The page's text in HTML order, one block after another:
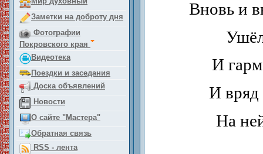
Заметки на доброту дня
Фотографии
Покровского края
Видеотека
Поездки и заседания
Доска объявлений
Новости
О сайте "Мастера"
Обратная связь
RSS - лента
Вновь и
И
И вряд
На